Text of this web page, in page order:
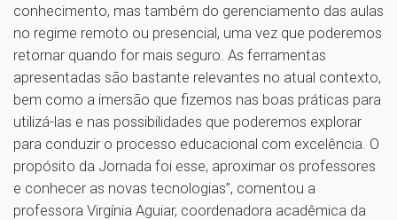
conhecimento, mas também do gerenciamento das aulas
no regime remoto ou presencial, uma vez que poderemos
retornar quando for mais seguro. As ferramentas
apresentadas são bastante relevantes no atual contexto,
bem como a imersão que fizemos nas boas práticas para
utilizá-las e nas possibilidades que poderemos explorar
para conduzir o processo educacional com excelência. O
propósito da Jornada foi esse, aproximar os professores
e conhecer as novas tecnologias”, comentou a
professora Virgínia Aguiar, coordenadora acadêmica da